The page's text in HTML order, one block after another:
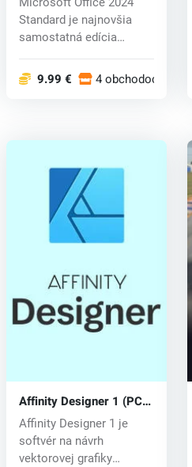
Standard je najnovšia
samostatná edícia
9.99 € 4 obchodoch
Affinity Designer 1 (PC)
key
Affinity Designer 1 je
softvér na návrh
vektorovej grafiky